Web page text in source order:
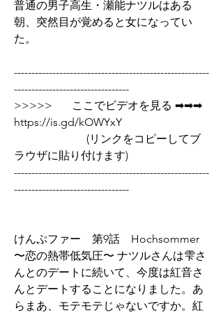
普通の男子高生・瀬能ナツルはある
朝、突然目が覚めると女になってい
た。
--------------------------------------------------------
---------------------------------
>>>>>       ここでビデオを見る ➡➡➡
https://is.gd/kOWYxY
ラウザに貼り付けます)
--------------------------------------------------------
---------------------------------
けんぷファー　第9話　Hochsommer
〜恋の熱帯低気圧〜 ナツルさんは雫さ
んとのデートに続いて、今度は紅音さ
んとデートすることになりました。あ
らまあ、モテモテじゃないですか。紅